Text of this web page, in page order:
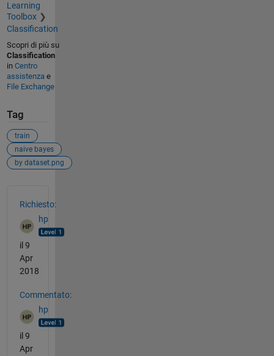
Learning
Toolbox
Classification
Scopri di più su
Classification
in Centro
assistenzae
File Exchange
Tag
train
naive bayes
by dataset.png
Richiesto:
hp
il 9
Apr
2018
Commentato:
hp
il 9
Apr